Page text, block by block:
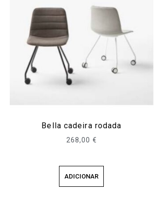
Bella cadeira rodada
268,00 €
ADICIONAR